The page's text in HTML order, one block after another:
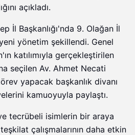
açıkladı.
İl Başkanlığı'nda 9. Olağan İl
yönetim şekillendi. Genel
katılımıyla gerçekleştirilen
seçilen Av. Ahmet Necati
yapacak başkanlık divanı
kamuoyuyla paylaştı.
tecrübeli isimlerin bir araya
çalışmalarının daha etkin